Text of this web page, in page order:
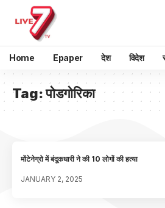
Home Epaper देश विदेश
Tag:पोडगोरिका
मोंटेनेग्रो में बंदूकधारी ने की 10 लोगों की हत्या
JANUARY 2, 2025